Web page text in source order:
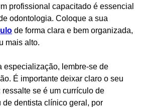
profissional capacitado é essencial
odontologia. Coloque a sua
de forma clara e bem organizada,
mais alto.
especialização, lembre-se de
É importante deixar claro o seu
se é um currículo de
de dentista clínico geral, por